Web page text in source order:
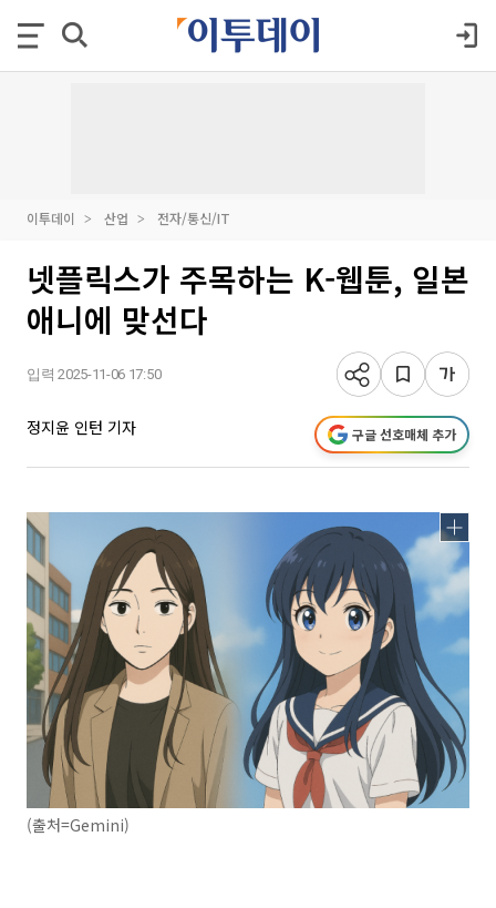
이투데이 산업 전자/통신/IT
넷플릭스가 주목하는 K-웹툰, 일본
애니에 맞선다
입력 2025-11-06 17:50
정지윤 인턴 기자 구글 선호매체 추가
(출처=Gemini)